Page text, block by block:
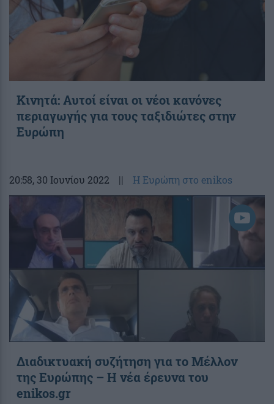
Κινητά: Αυτοί είναι οι νέοι κανόνες
περιαγωγής για τους ταξιδιώτες στην
Ευρώπη
20:58, 30 Ιουνίου 2022 || Η Ευρώπη στο enikos
Διαδικτυακή συζήτηση για το Μέλλον
της Ευρώπης – Η νέα έρευνα του
enikos.gr